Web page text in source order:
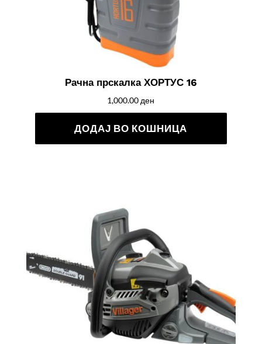
Рачна прскалка ХОРТУС 16
1,000.00 ден
ДОДАЈ ВО КОШНИЦА